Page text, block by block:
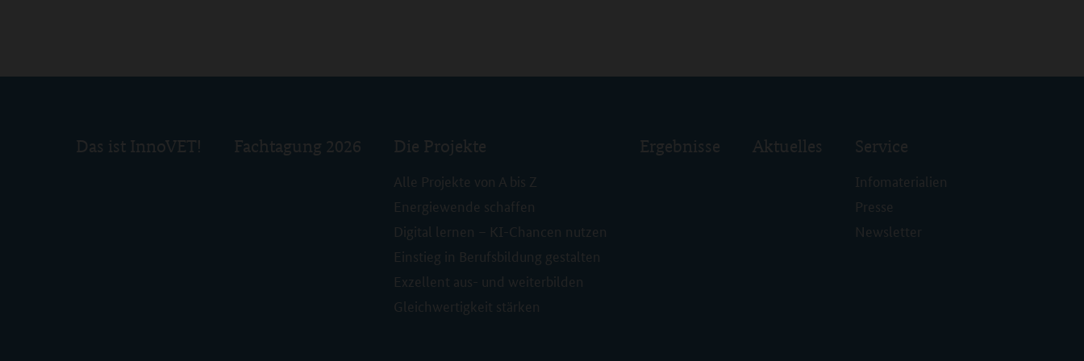
Das ist InnoVET! Fachtagung 2026 Die Projekte
Alle Projekte von A bis Z
Energiewende schaffen
Digital lernen – KI-Chancen nutzen
Einstieg in Berufsbildung gestalten
Exzellent aus- und weiterbilden
Gleichwertigkeit stärken
Ergebnisse Aktuelles Service
Infomaterialien
Presse
Newsletter